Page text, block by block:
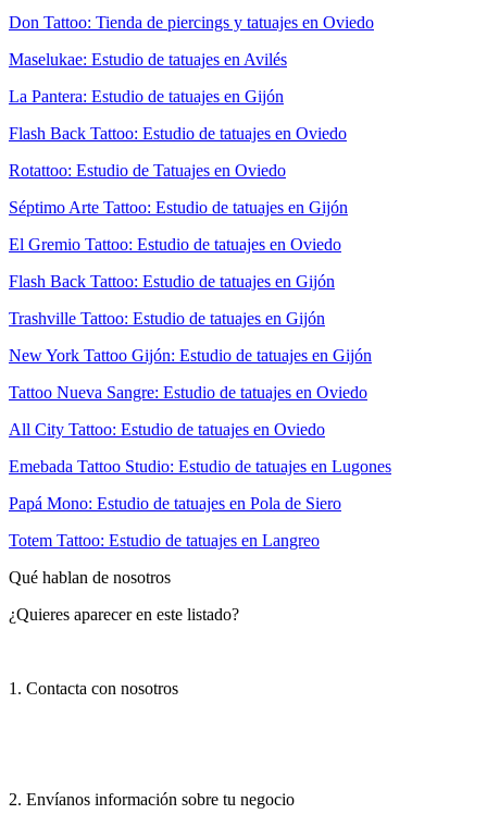
Don Tattoo: Tienda de piercings y tatuajes en Oviedo
Maselukae: Estudio de tatuajes en Avilés
La Pantera: Estudio de tatuajes en Gijón
Flash Back Tattoo: Estudio de tatuajes en Oviedo
Rotattoo: Estudio de Tatuajes en Oviedo
Séptimo Arte Tattoo: Estudio de tatuajes en Gijón
El Gremio Tattoo: Estudio de tatuajes en Oviedo
Flash Back Tattoo: Estudio de tatuajes en Gijón
Trashville Tattoo: Estudio de tatuajes en Gijón
New York Tattoo Gijón: Estudio de tatuajes en Gijón
Tattoo Nueva Sangre: Estudio de tatuajes en Oviedo
All City Tattoo: Estudio de tatuajes en Oviedo
Emebada Tattoo Studio: Estudio de tatuajes en Lugones
Papá Mono: Estudio de tatuajes en Pola de Siero
Totem Tattoo: Estudio de tatuajes en Langreo
Qué hablan de nosotros
¿Quieres aparecer en este listado?
1. Contacta con nosotros
2. Envíanos información sobre tu negocio